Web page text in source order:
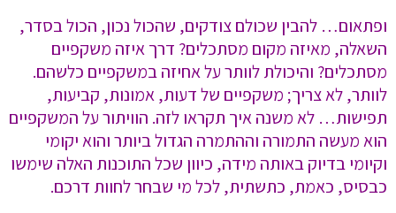
ופתאום… להבין שכולם צודקים, שהכול נכון, הכול בסדר,
השאלה, מאיזה מקום מסתכלים? דרך איזה משקפיים
מסתכלים? והיכולת לוותר על אחיזה במשקפיים כלשהם.
לוותר, לא צריך; משקפיים של דעות, אמונות, קביעות,
תפישות… לא משנה איך תקראו לזה. הוויתור על המשקפיים
הוא מעשה התמורה וההתמרה הגדול ביותר והוא יקומי
וקיומי בדיוק באותה מידה, כיוון שכל התוכנות האלה שימשו
כבסיס, כאמת, כתשתית, לכל מי שבחר לחוות דרכם.